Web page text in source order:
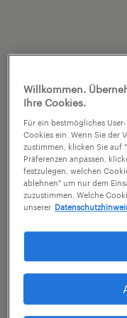
Willkommen.
Ihre Cookies.
Für ein bestmögliches
Cookies ein. Wenn Sie der
zustimmen, klicken Sie auf
Präferenzen anpassen,
festzulegen, welchen
ablehnen" um nur dem
zuzustimmen. Welche
unserer